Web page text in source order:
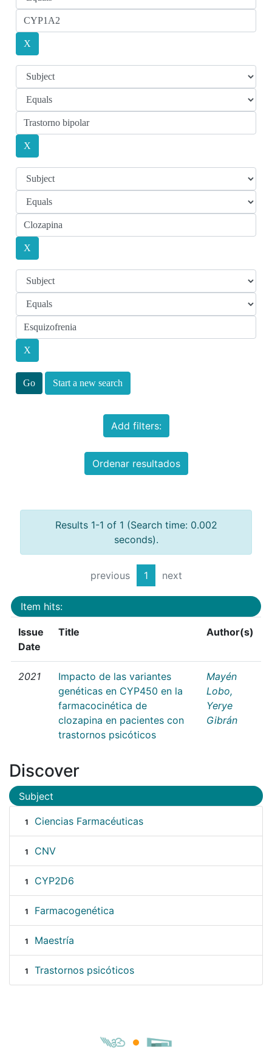
Start a new search
Add filters:
Ordenar resultados
Results 1-1 of 1 (Search time: 0.002
seconds).
previous 1 next
Item hits:
Issue
Date
Title Author(s)
2021
Impacto de las variantes
genéticas en CYP450 en la
farmacocinética de
clozapina en pacientes con
trastornos psicóticos
Mayén
Lobo,
Yerye
Gibrán
Discover
Subject
1 Ciencias Farmacéuticas
1 CNV
1 CYP2D6
1 Farmacogenética
1 Maestría
1 Trastornos psicóticos